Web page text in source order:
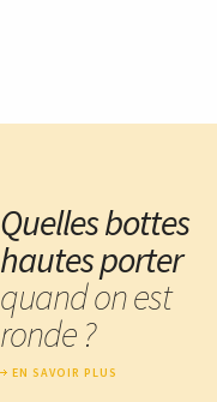
Quelles bottes
hautes porter
quand on est
ronde ?
EN SAVOIR PLUS